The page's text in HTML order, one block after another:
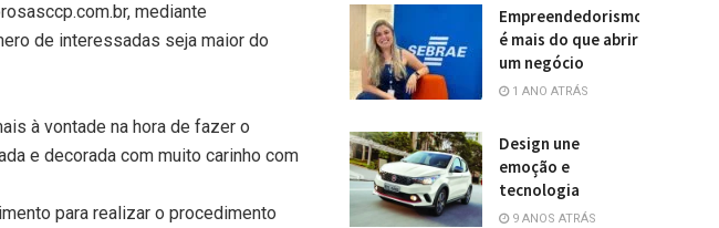
mediante
de interessadas seja maior do
à vontade na hora de fazer o
e decorada com muito carinho com
para realizar o procedimento
Empreendedorismo
é mais do que abrir
um negócio
1 ANO ATRÁS
Design une
emoção e
tecnologia
9 ANOS ATRÁS